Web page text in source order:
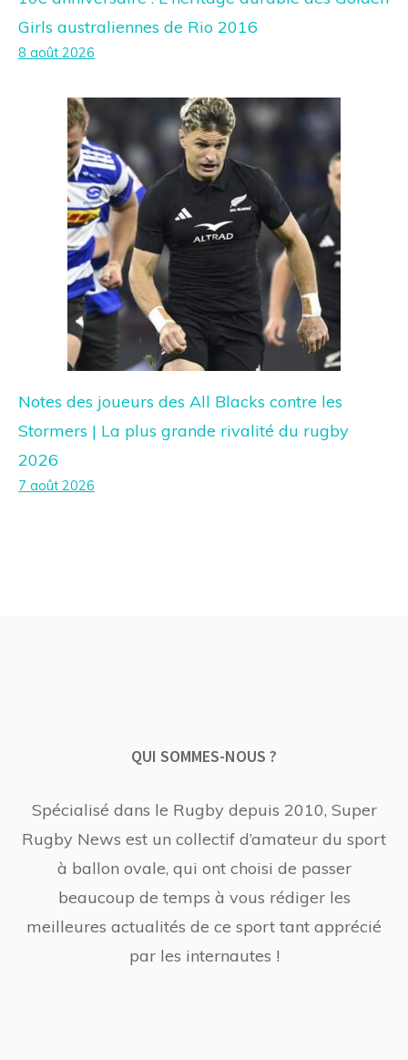
Girls australiennes de Rio 2016
8 août 2026
Notes des joueurs des All Blacks contre les
Stormers | La plus grande rivalité du rugby
2026
7 août 2026
QUI SOMMES-NOUS ?
Spécialisé dans le Rugby depuis 2010, Super
Rugby News est un collectif d’amateur du sport
à ballon ovale, qui ont choisi de passer
beaucoup de temps à vous rédiger les
meilleures actualités de ce sport tant apprécié
par les internautes !